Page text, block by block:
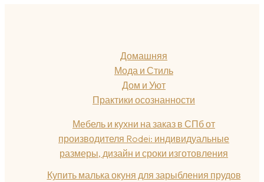
Домашняя
Мода и Стиль
Дом и Уют
Практики осознанности
Мебель и кухни на заказ в СПб от
производителя Rodei: индивидуальные
размеры, дизайн и сроки изготовления
Купить малька окуня для зарыбления прудов